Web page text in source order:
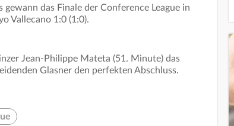
gewann das Finale der Conference League in
Vallecano 1:0 (1:0).
Jean-Philippe Mateta (51. Minute) das
Glasner den perfekten Abschluss.